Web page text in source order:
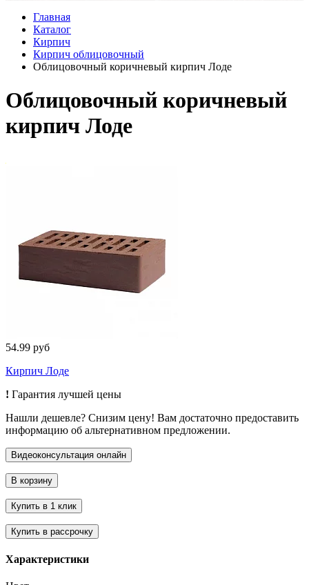
Главная
Каталог
Кирпич
Кирпич облицовочный
Облицовочный коричневый кирпич Лоде
Облицовочный коричневый
кирпич Лоде
54.99 руб
Кирпич Лоде
! Гарантия лучшей цены
Нашли дешевле? Снизим цену! Вам достаточно предоставить
информацию об альтернативном предложении.
Характеристики